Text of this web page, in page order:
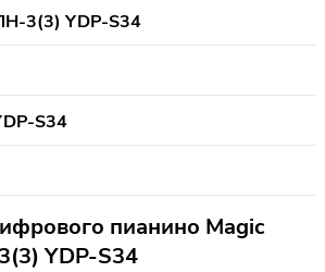
3(3) YDP-S34
S34
пианино Magic
YDP-S34